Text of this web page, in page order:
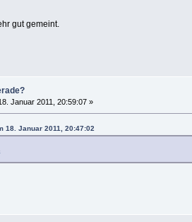
gut gemeint.
Januar 2011, 20:59:07 »
18. Januar 2011, 20:47:02